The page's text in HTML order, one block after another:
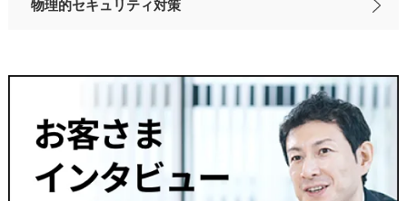
物理的セキュリティ対策